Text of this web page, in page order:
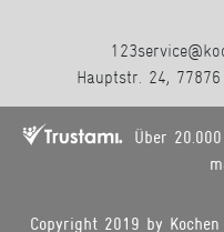
Hauptstr. 24,
Über
Copyright 2019 by